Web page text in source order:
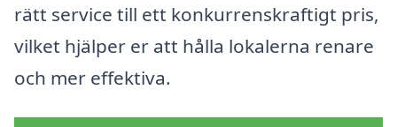
rätt service till ett konkurrenskraftigt pris,
vilket hjälper er att hålla lokalerna renare
och mer effektiva.